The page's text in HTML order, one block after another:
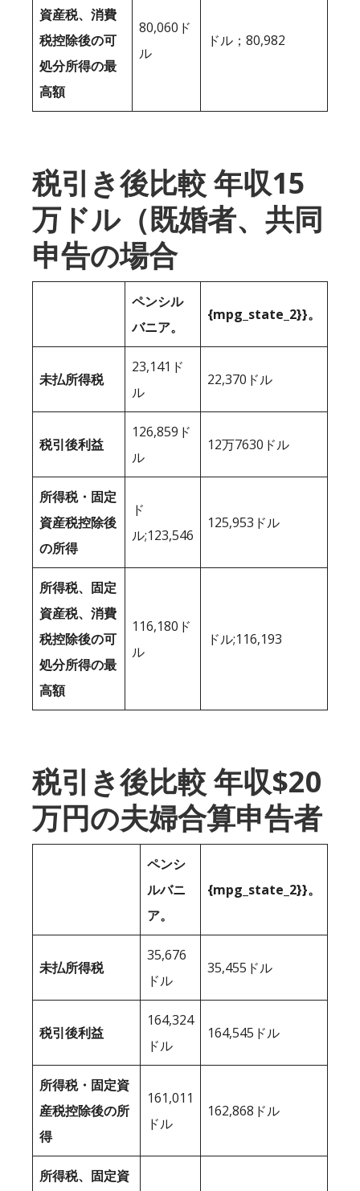
資産税、消費
税控除後の可
処分所得の最
高額
80,060ド
ル
ドル；80,982
税引き後比較 年収15
万ドル（既婚者、共同
申告の場合
ペンシル
バニア。
{mpg_state_2}}。
未払所得税
23,141ド
ル
22,370ドル
税引後利益
126,859ド
ル
12万7630ドル
所得税・固定
資産税控除後
の所得
ド
ル;123,546
125,953ドル
所得税、固定
資産税、消費
税控除後の可
処分所得の最
高額
116,180ド
ル
ドル;116,193
税引き後比較 年収$20
万円の夫婦合算申告者
ペンシ
ルバニ
ア。
{mpg_state_2}}。
未払所得税
35,676
ドル
35,455ドル
税引後利益
164,324
ドル
164,545ドル
所得税・固定資
産税控除後の所
得
161,011
ドル
162,868ドル
所得税、固定資